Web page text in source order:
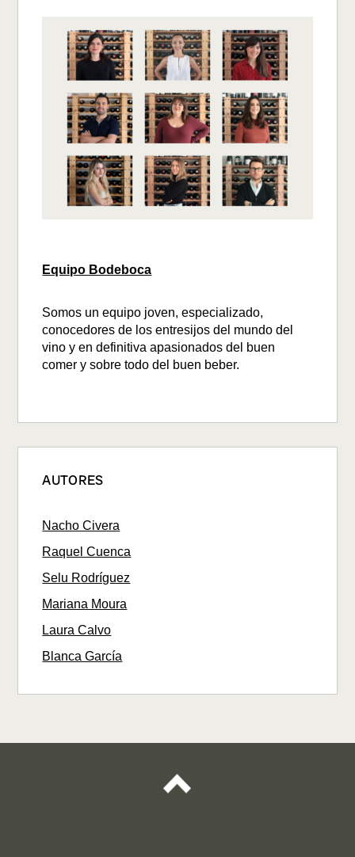
Equipo Bodeboca
Somos un equipo joven, especializado,
conocedores de los entresijos del mundo del
vino y en definitiva apasionados del buen
comer y sobre todo del buen beber.
AUTORES
Nacho Civera
Raquel Cuenca
Selu Rodríguez
Mariana Moura
Laura Calvo
Blanca García